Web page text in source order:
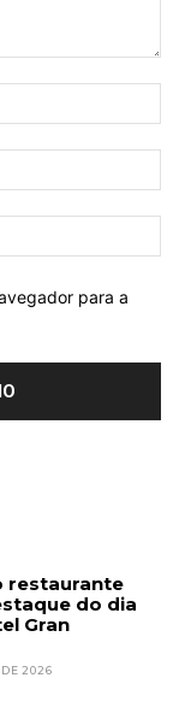
para a
restaurante
do dia
Gran
DE 2026